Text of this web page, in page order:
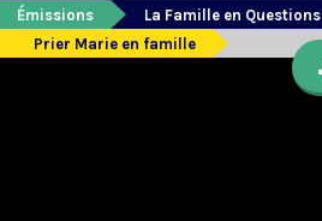
Émissions
La Famille en Questions
Prier Marie en famille